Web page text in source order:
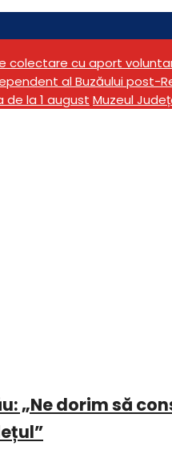
colectare cu aport
al Buzăului post-
la 1 august Muzeul
„Ne dorim să